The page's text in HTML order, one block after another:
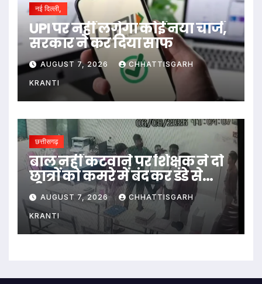
नई दिल्ली,
UPI पर नहीं लगेगा कोई नया चार्ज,
सरकार ने कर दिया साफ
AUGUST 7, 2026 CHHATTISGARH
KRANTI
छत्तीसगढ़
बाल नहीं कटवाने पर शिक्षक ने दो
छात्रों को कमरे में बंद कर डंडे से
पीटा…
AUGUST 7, 2026 CHHATTISGARH
KRANTI